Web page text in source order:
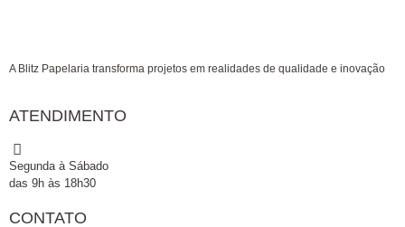
A Blitz Papelaria transforma projetos em realidades de qualidade e inovação
ATENDIMENTO
Segunda à Sábado
das 9h às 18h30
CONTATO